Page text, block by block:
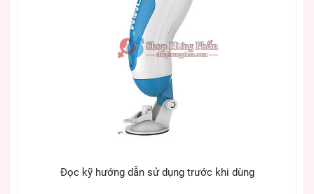
Đọc kỹ hướng dẫn sử dụng trước khi dùng